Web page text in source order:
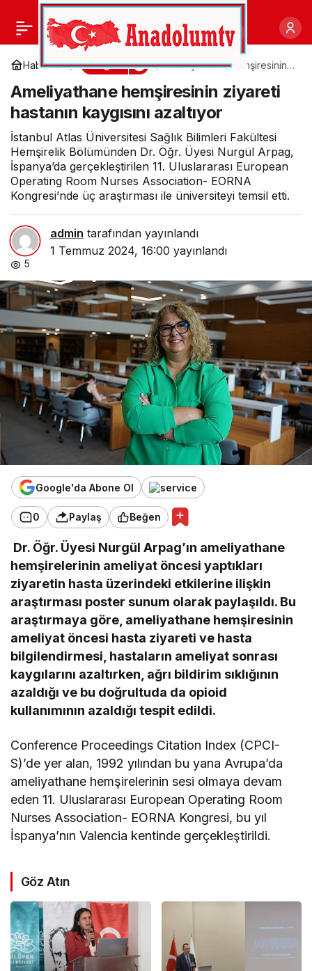
Haberler Sağlık
Ameliyathane hemşiresinin
azaltıyor
Ameliyathane hemşiresinin ziyareti
hastanın kaygısını azaltıyor
İstanbul Atlas Üniversitesi Sağlık Bilimleri Fakültesi
Hemşirelik Bölümünden Dr. Öğr. Üyesi Nurgül Arpag,
İspanya’da gerçekleştirilen 11. Uluslararası European
Operating Room Nurses Association- EORNA
Kongresi’nde üç araştırması ile üniversiteyi temsil etti.
admin tarafından yayınlandı
1 Temmuz 2024, 16:00 yayınlandı
5
Google'da Abone Ol
0 Paylaş Beğen
Dr. Öğr. Üyesi Nurgül Arpag’ın ameliyathane
hemşirelerinin ameliyat öncesi yaptıkları
ziyaretin hasta üzerindeki etkilerine ilişkin
araştırması poster sunum olarak paylaşıldı. Bu
araştırmaya göre, ameliyathane hemşiresinin
ameliyat öncesi hasta ziyareti ve hasta
bilgilendirmesi, hastaların ameliyat sonrası
kaygılarını azaltırken, ağrı bildirim sıklığının
azaldığı ve bu doğrultuda da opioid
kullanımının azaldığı tespit edildi.
Conference Proceedings Citation Index (CPCI-
S)’de yer alan, 1992 yılından bu yana Avrupa’da
ameliyathane hemşirelerinin sesi olmaya devam
eden 11. Uluslararası European Operating Room
Nurses Association- EORNA Kongresi, bu yıl
İspanya’nın Valencia kentinde gerçekleştirildi.
Göz Atın
Sıcak hava sosyal
ilişkileri olumsuz
etkileyebiliyor
Paylaş